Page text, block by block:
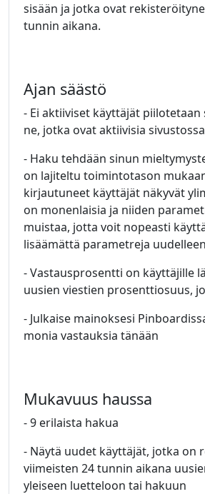
sisään ja jotka ovat
tunnin aikana.
Ajan säästö
- Ei aktiiviset käyttäjät piilotetaan
ne, jotka ovat aktiivisia
- Haku tehdään sinun
on lajiteltu toimintotason
kirjautuneet käyttäjät näkyvät
on monenlaisia ​​ja niiden
muistaa, jotta voit nopeasti
lisäämättä parametreja
- Vastausprosentti on käyttäjille
uusien viestien prosenttiosuus,
- Julkaise mainoksesi
monia vastauksia tänään
Mukavuus haussa
- 9 erilaista hakua
- Näytä uudet käyttäjät, jotka on
viimeisten 24 tunnin aikana
yleiseen luetteloon tai hakuun